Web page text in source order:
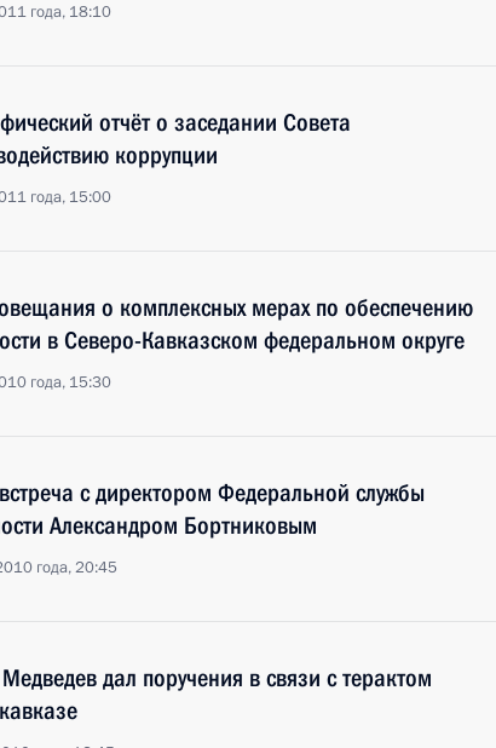
года, 18:10
отчёт о заседании Совета
коррупции
года, 15:00
о комплексных мерах по обеспечению
в Северо-Кавказском федеральном округе
года, 15:30
с директором Федеральной службы
Александром Бортниковым
года, 20:45
дал поручения в связи с терактом